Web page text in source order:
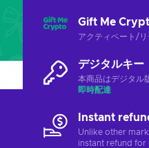
Gift Me
アクティベート/リ
デジタルキー
本商品はデジタル
即時配達
Instant
Unlike other
instant refund for